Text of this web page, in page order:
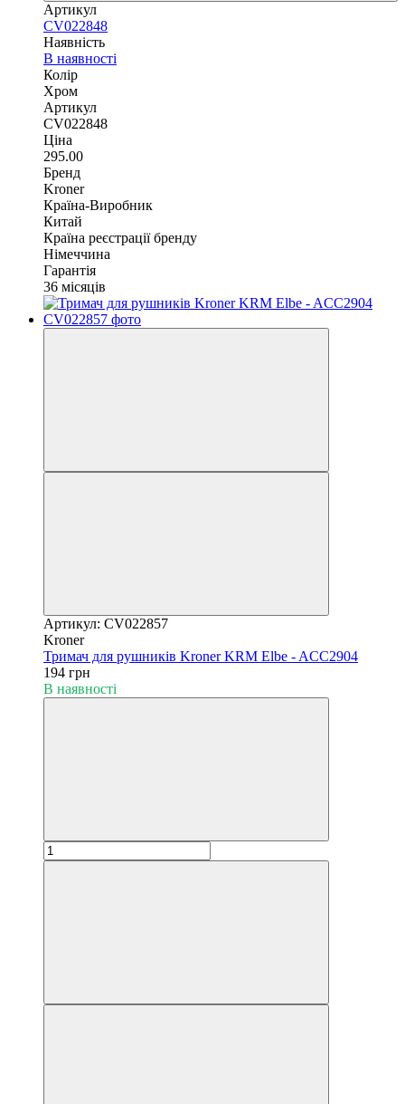
Артикул
CV022848
Наявність
В наявності
Колір
Хром
Артикул
CV022848
Ціна
295.00
Бренд
Kroner
Країна-Виробник
Китай
Країна реєстрації бренду
Німеччина
Гарантія
36 місяців
Артикул: CV022857
Kroner
Тримач для рушників Kroner KRM Elbe - ACC2904
194 грн
В наявності